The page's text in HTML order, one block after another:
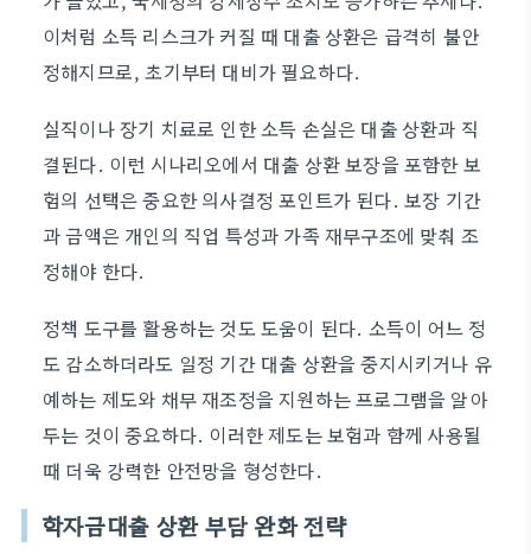
이처럼 소득 리스크가 커질 때 대출 상환은 급격히 불안
정해지므로, 초기부터 대비가 필요하다.
실직이나 장기 치료로 인한 소득 손실은 대출 상환과 직
결된다. 이런 시나리오에서 대출 상환 보장을 포함한 보
험의 선택은 중요한 의사결정 포인트가 된다. 보장 기간
과 금액은 개인의 직업 특성과 가족 재무구조에 맞춰 조
정해야 한다.
정책 도구를 활용하는 것도 도움이 된다. 소득이 어느 정
도 감소하더라도 일정 기간 대출 상환을 중지시키거나 유
예하는 제도와 채무 재조정을 지원하는 프로그램을 알아
두는 것이 중요하다. 이러한 제도는 보험과 함께 사용될
때 더욱 강력한 안전망을 형성한다.
학자금대출 상환 부담 완화 전략